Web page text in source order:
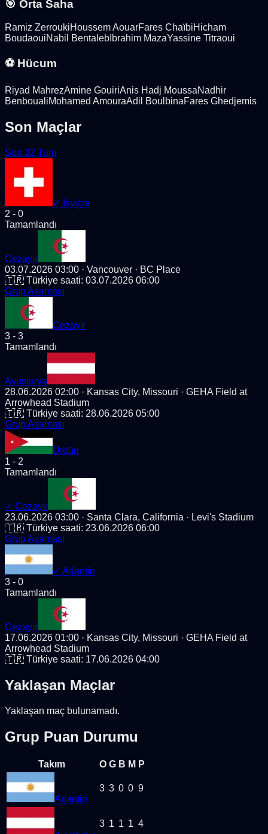
🎯 Orta Saha
Ramiz ZerroukiHoussem AouarFares ChaïbiHicham
BoudaouiNabil Bentaleb Ibrahim MazaYassine Titraoui
⚽ Hücum
Riyad MahrezAmine GouiriAnis Hadj MoussaNadhir
BenboualiMohamed AmouraAdil BoulbinaFares Ghedjemis
Son Maçlar
Son 32 Turu
✓ İsviçre
2 - 0
Tamamlandı
Cezayir
03.07.2026 03:00 · Vancouver · BC Place
🇹🇷 Türkiye saati: 03.07.2026 06:00
Grup Aşaması
Cezayir
3 - 3
Tamamlandı
Avusturya
28.06.2026 02:00 · Kansas City, Missouri · GEHA Field at
Arrowhead Stadium
🇹🇷 Türkiye saati: 28.06.2026 05:00
Grup Aşaması
Ürdün
1 - 2
Tamamlandı
✓ Cezayir
23.06.2026 03:00 · Santa Clara, California · Levi's Stadium
🇹🇷 Türkiye saati: 23.06.2026 06:00
Grup Aşaması
✓ Arjantin
3 - 0
Tamamlandı
Cezayir
17.06.2026 01:00 · Kansas City, Missouri · GEHA Field at
Arrowhead Stadium
🇹🇷 Türkiye saati: 17.06.2026 04:00
Yaklaşan Maçlar
Yaklaşan maç bulunamadı.
Grup Puan Durumu
Takım O G B M P
Arjantin
3 3 0 0 9
3 1 1 1 4